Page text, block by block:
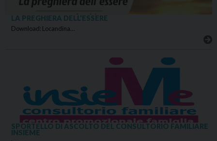
LA PREGHIERA DELL’ESSERE
Download: Locandina…
SPORTELLO DI ASCOLTO DEL CONSULTORIO FAMILIARE
INSIEME